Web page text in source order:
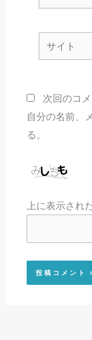
ー
イ
次回のコ
自分の名前、
る。
上に表示され